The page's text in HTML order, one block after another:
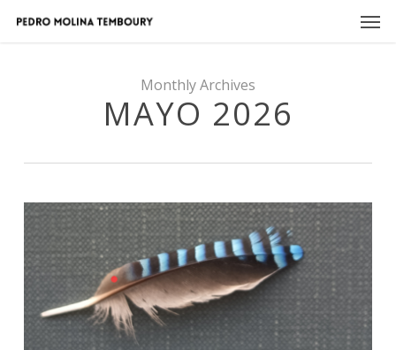
Monthly Archives
MAYO 2026